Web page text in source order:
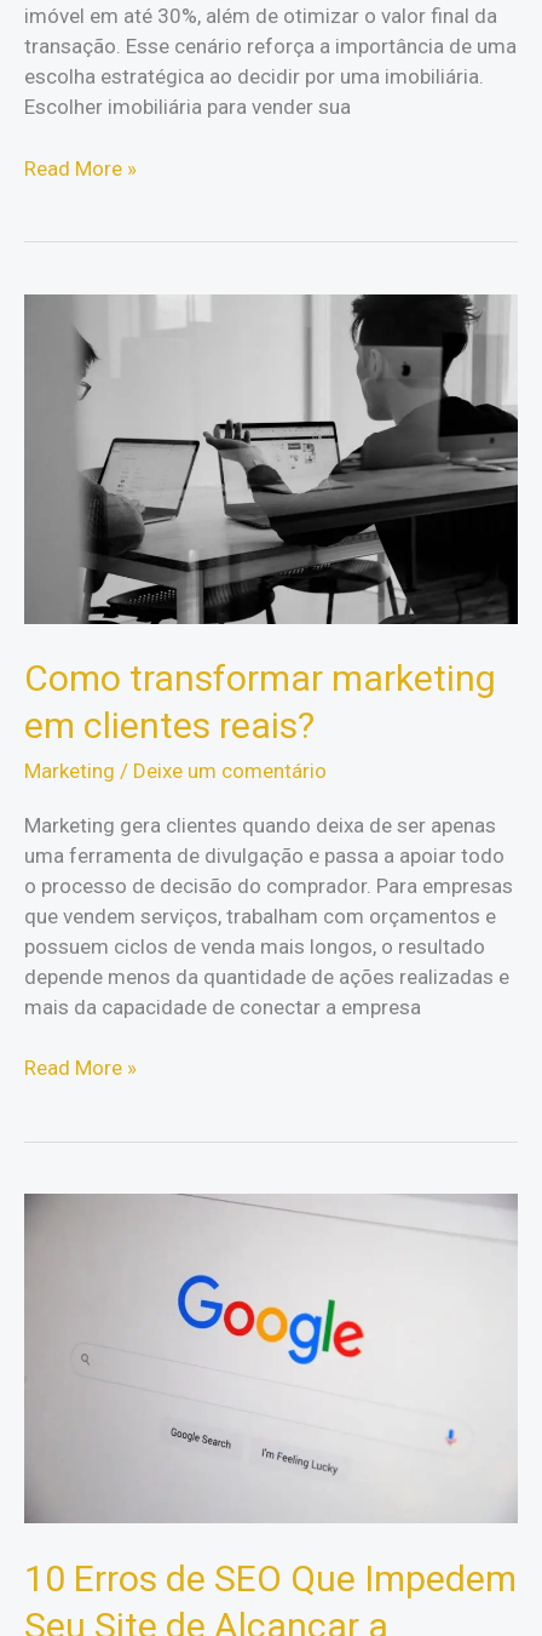
imóvel em até 30%, além de otimizar o valor final da
transação. Esse cenário reforça a importância de uma
escolha estratégica ao decidir por uma imobiliária.
Escolher imobiliária para vender sua
Critérios
estresse
Read More »
Como transformar marketing
em clientes reais?
Marketing / Deixe um comentário
Marketing gera clientes quando deixa de ser apenas
uma ferramenta de divulgação e passa a apoiar todo
o processo de decisão do comprador. Para empresas
que vendem serviços, trabalham com orçamentos e
possuem ciclos de venda mais longos, o resultado
depende menos da quantidade de ações realizadas e
mais da capacidade de conectar a empresa
Como
clientes
Read More »
10 Erros de SEO Que Impedem
Seu Site de Alcançar a